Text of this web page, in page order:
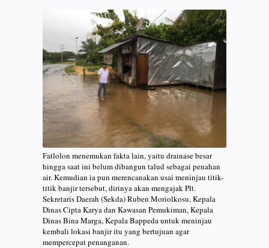
Fatlolon menemukan fakta lain, yaitu drainase besar
hingga saat ini belum dibangun talud sebagai penahan
air. Kemudian ia pun merencanakan usai meninjau titik-
titik banjir tersebut, dirinya akan mengajak Plt.
Sekretaris Daerah (Sekda) Ruben Moriolkosu, Kepala
Dinas Cipta Karya dan Kawasan Pemukiman, Kepala
Dinas Bina Marga, Kepala Bappeda untuk meninjau
kembali lokasi banjir itu yang bertujuan agar
mempercepat penanganan.